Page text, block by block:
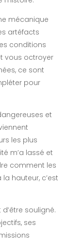
mécanique
artéfacts
conditions
vous octroyer
ce sont
pour
et
les plus
m’a lassé et
comment les
hauteur, c’est
souligné.
ses